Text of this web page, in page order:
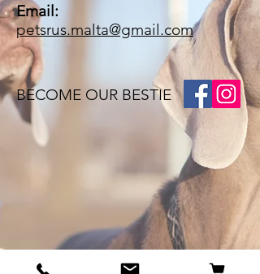
Email:
petsrus.malta@gmail.com
BECOME OUR BESTIE